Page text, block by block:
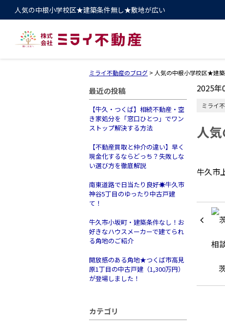
人気の中根小学校区★建築条件無し★敷地が広い
ミライ不動産のブログ > 人気の中根小学校区★建
最近の投稿
【牛久・つくば】相続不動産・空
き家処分を「窓口ひとつ」でワン
ストップ解決する方法
【不動産買取と仲介の違い】早く
現金化するならどっち？失敗しな
い選び方を徹底解説
南東道路で日当たり良好☀️牛久市
神谷5丁目のゆったり中古戸建
て！
牛久市小坂町・建築条件なし！お
好きなハウスメーカーで建てられ
る角地のご紹介
開放感のある角地★つくば市高見
原1丁目の中古戸建（1,300万円）
が登場しました！
カテゴリ
2025年
ミライ
人
牛久市